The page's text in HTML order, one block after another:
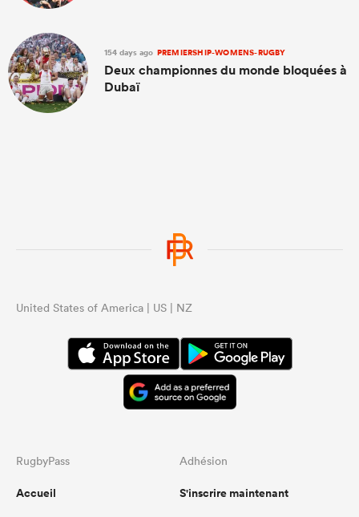
154 days ago PREMIERSHIP-WOMENS-RUGBY
Deux championnes du monde bloquées à
Dubaï
United States of America | US | NZ
RugbyPass
Accueil
Adhésion
S'inscrire maintenant